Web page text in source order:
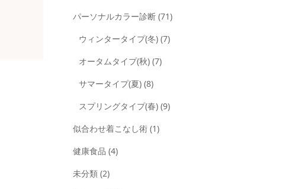
パーソナルカラー診断 (71)
ウィンタータイプ(冬) (7)
オータムタイプ(秋) (7)
サマータイプ(夏) (8)
スプリングタイプ(春) (9)
似合わせ着こなし術 (1)
健康食品 (4)
未分類 (2)